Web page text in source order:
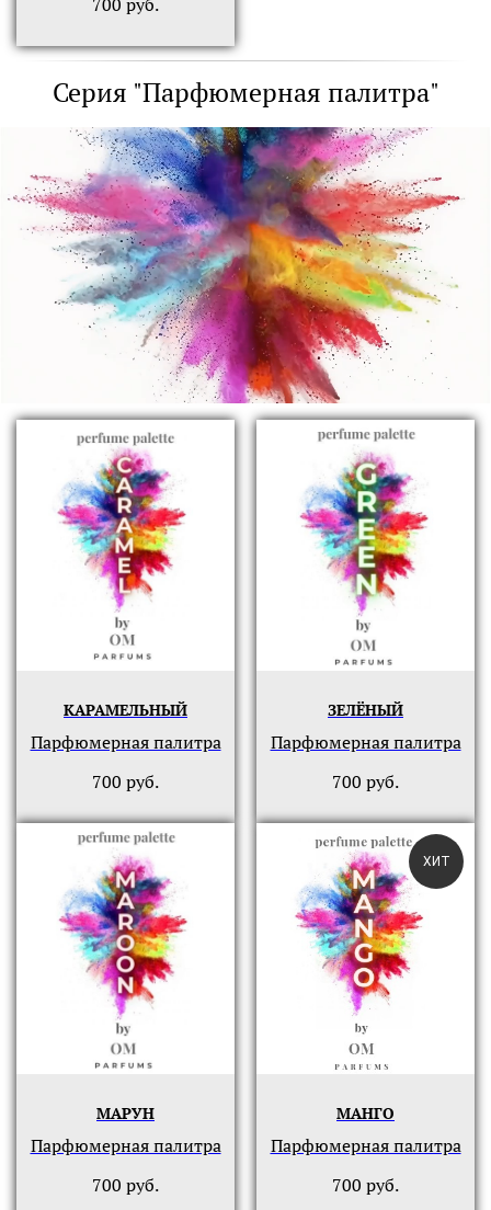
Серия "Парфюмерная палитра"
КАРАМЕЛЬНЫЙ
Парфюмерная палитра
700 руб.
ЗЕЛЁНЫЙ
Парфюмерная палитра
700 руб.
МАРУН
Парфюмерная палитра
700 руб.
ХИТ
МАНГО
Парфюмерная палитра
700 руб.